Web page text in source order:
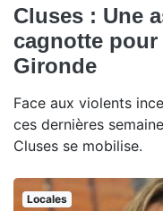
Cluses : Une
cagnotte
Gironde
Face aux violents
ces dernières
Cluses se mobilise.
Locales